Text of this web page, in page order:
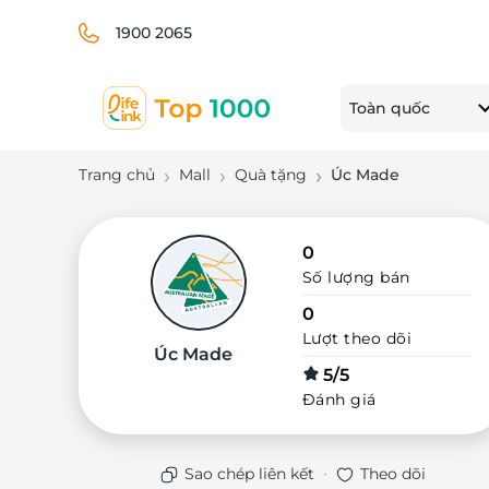
1900 2065
Toàn quốc
Trang chủ Mall Quà tặng Úc Made
Úc Made
0
Số lượng bán
0
Lượt theo dõi
5/5
Đánh giá
Sao chép liên kết · Theo dõi